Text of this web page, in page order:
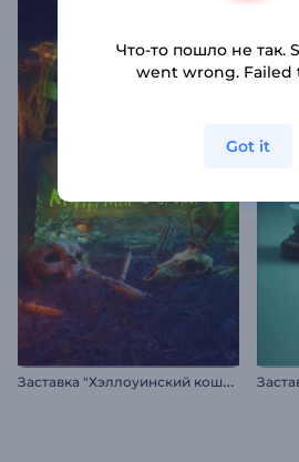
З
аставка "Хэллоуинский кошмар"
Что-то пошло не так.
went wrong. Failed
Got it